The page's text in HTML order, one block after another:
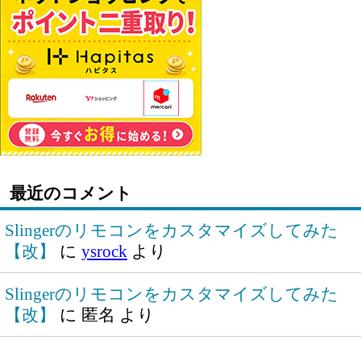
最近のコメント
Slingerのリモコンをカスタマイズしてみた
【改】
に ysrockより
Slingerのリモコンをカスタマイズしてみた
【改】
に 匿名 より